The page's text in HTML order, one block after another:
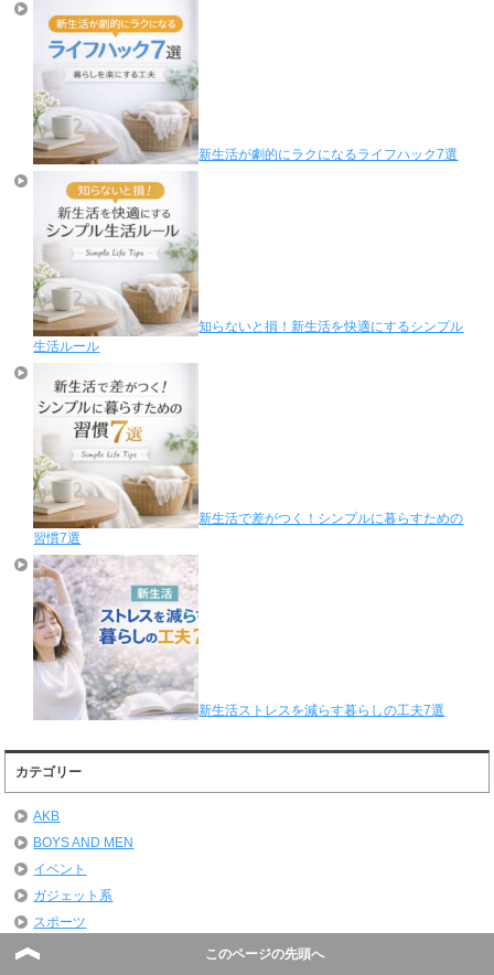
新生活が劇的にラクになるライフハック7選
知らないと損！新生活を快適にするシンプル
生活ルール
新生活で差がつく！シンプルに暮らすための
習慣7選
新生活ストレスを減らす暮らしの工夫7選
カテゴリー
AKB
BOYS AND MEN
イベント
ガジェット系
スポーツ
ハロプロ
このページの先頭へ